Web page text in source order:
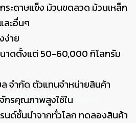
ระดาษแข็ง ม้วนขดลวด ม้วนเหล็ก
ละอื่นๆ
ง่าย
าดตั้งแต่ 50-60,000 กิโลกรัม
จำกัด ตัวแทนจำหน่ายสินค้า
กรคุณภาพสูงใช้ใน
นด์ชั้นนำจากทั่วโลก ทดลองสินค้า